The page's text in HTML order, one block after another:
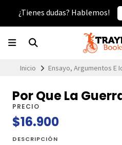
¿Tienes dudas? Hablemos!
Inicio Ensayo, Argumentos E
Por Que La
PRECIO
$16.900
DESCRIPCIÓN